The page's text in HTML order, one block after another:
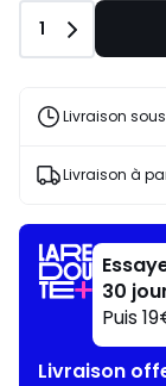
-20%
l’achat
articles
J'en
Quantité
1
Livraison
Livraison à
30
Puis
Livraison